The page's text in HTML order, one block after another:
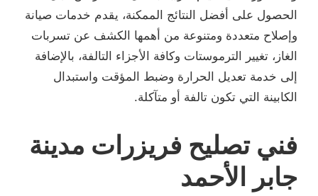
الحصول على أفضل النتائج الممكنة، يقدم خدمات صيانة
وإصلاح متعددة ومتنوعة من أهمها الكشف عن تسربات
الغاز، تغيير الترموستات وكافة الأجزاء التالفة، بالإضافة
إلى خدمة تعديل الحرارة وضبط المؤقت واستبدال
الكابينة التي تكون تالفة أو متآكلة.
فني تصليح فريزرات مدينة
جابر الأحمد